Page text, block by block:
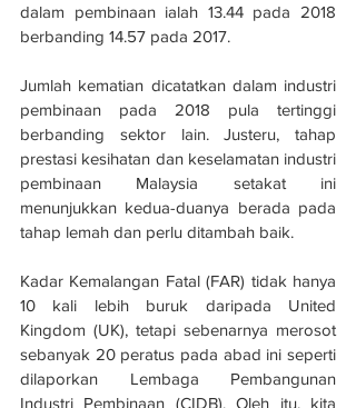
dalam pembinaan ialah 13.44 pada 2018
berbanding 14.57 pada 2017.
Jumlah kematian dicatatkan dalam industri
pembinaan pada 2018 pula tertinggi
berbanding sektor lain. Justeru, tahap
prestasi kesihatan dan keselamatan industri
pembinaan Malaysia setakat ini
menunjukkan kedua-duanya berada pada
tahap lemah dan perlu ditambah baik.
Kadar Kemalangan Fatal (FAR) tidak hanya
10 kali lebih buruk daripada United
Kingdom (UK), tetapi sebenarnya merosot
sebanyak 20 peratus pada abad ini seperti
dilaporkan Lembaga Pembangunan
Industri Pembinaan (CIDB). Oleh itu, kita